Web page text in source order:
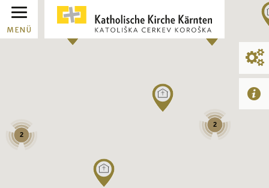
MENÜ
2
2